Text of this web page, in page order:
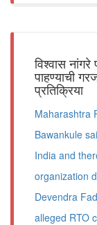
विश्वास
पाहण्याची
प्रतिक्रिया
Maharashtra
Bawankule
India and
organization
Devendra
alleged RTO